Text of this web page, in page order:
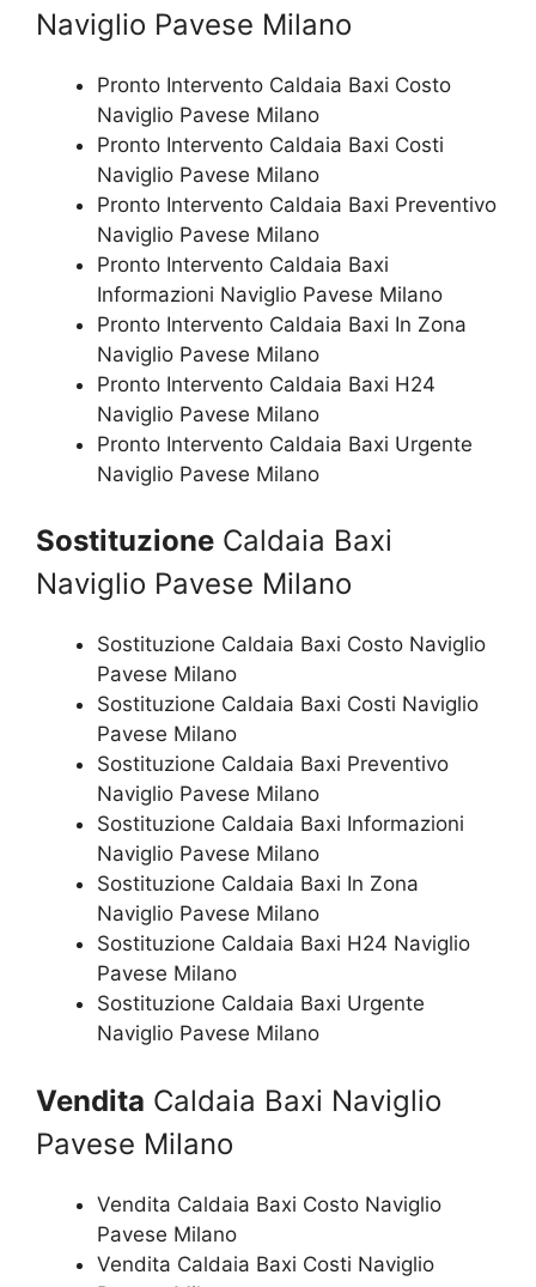
Naviglio Pavese Milano
Pronto Intervento Caldaia Baxi Costo
Naviglio Pavese Milano
Pronto Intervento Caldaia Baxi Costi
Naviglio Pavese Milano
Pronto Intervento Caldaia Baxi Preventivo
Naviglio Pavese Milano
Pronto Intervento Caldaia Baxi
Informazioni Naviglio Pavese Milano
Pronto Intervento Caldaia Baxi In Zona
Naviglio Pavese Milano
Pronto Intervento Caldaia Baxi H24
Naviglio Pavese Milano
Pronto Intervento Caldaia Baxi Urgente
Naviglio Pavese Milano
Sostituzione Caldaia Baxi
Naviglio Pavese Milano
Sostituzione Caldaia Baxi Costo Naviglio
Pavese Milano
Sostituzione Caldaia Baxi Costi Naviglio
Pavese Milano
Sostituzione Caldaia Baxi Preventivo
Naviglio Pavese Milano
Sostituzione Caldaia Baxi Informazioni
Naviglio Pavese Milano
Sostituzione Caldaia Baxi In Zona
Naviglio Pavese Milano
Sostituzione Caldaia Baxi H24 Naviglio
Pavese Milano
Sostituzione Caldaia Baxi Urgente
Naviglio Pavese Milano
Vendita Caldaia Baxi Naviglio
Pavese Milano
Vendita Caldaia Baxi Costo Naviglio
Pavese Milano
Vendita Caldaia Baxi Costi Naviglio